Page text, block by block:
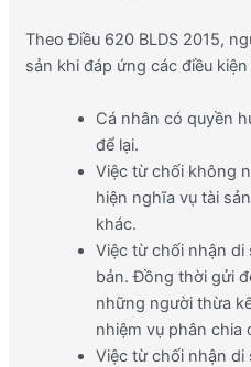
Theo Điều 620 BLDS 2015,
sản khi đáp ứng các điều
Cá nhân có quyền
để lại.
Việc từ chối không
hiện nghĩa vụ tài
khác.
Việc từ chối nhận di
bản. Đồng thời gửi
những người thừa
nhiệm vụ phân chia
Việc từ chối nhận